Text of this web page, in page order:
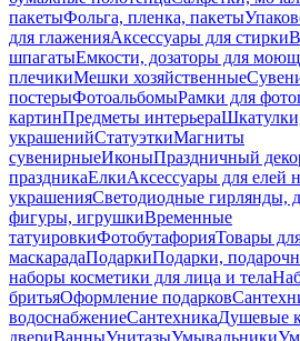
пакетыФольга, пленка, пакеты
для глаженияАксессуары для стирки
шпагатыЕмкости, дозаторы для
плечикиМешки хозяйственные
постерыФотоальбомыРамки для
картинПредметы интерьера
украшенийСтатуэткиМагниты
сувенирныеИконыПраздничный
праздникаЕлкиАксессуары для елей
украшенияСветодиодные гирлянды,
фигуры, игрушкиВременные
татуировкиФотобутафорияТовары
маскарадаПодаркиПодарки,
наборы косметики для лица и тела
бритьяОформление подарков
водоснабжениеСантехникаДушевые
двериВанныУнитазыУмывальники